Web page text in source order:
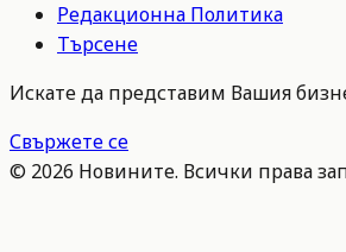
Редакционна Политика
Търсене
Искате да представим Вашия
Свържете се
© 2026 Новините. Всички права